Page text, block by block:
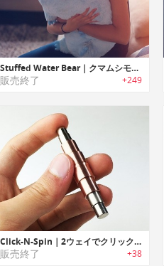
Stuffed Water Bear｜クマムシモチーフのぬいぐるみ
販売終了 +249
Click-N-Spin｜2ウェイでクリック・スピン可能なフィジットトイ「クリックNスピン」
販売終了 +38